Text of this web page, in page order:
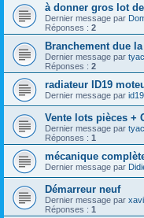
à donner gros lot
Dernier message par
Réponses : 2
Branchement due
Dernier message par
Réponses : 2
radiateur ID19
Dernier message par
Vente lots pièces +
Dernier message par
Réponses : 1
mécanique
Dernier message par
Démarreur neuf
Dernier message par
Réponses : 1